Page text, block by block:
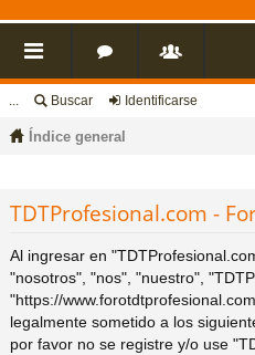
nl
es
rá
pi
o
s
s
a
ri
o
... Buscar Identificarse
Índice general
TDTProfesional.com -
Al ingresar en
"nosotros", "nos", "nuestro",
"https://
legalmente sometido a los
por favor no se registre y/o use